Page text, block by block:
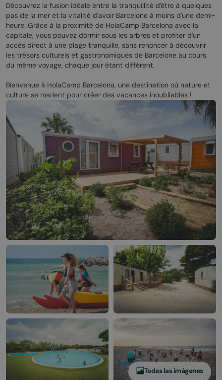
Découvrez la fusion idéale entre la tranquillité d'être à quelques
pas de la mer et la vitalité d'avoir Barcelone à moins d'une demi-
heure. Grâce à la proximité de HolaCamp Barcelona avec la
capitale, vous pouvez dormir sous les arbres et profiter d'un
accès direct à une plage tranquille, sans renoncer à découvrir
les trésors culturels et gastronomiques de Barcelone au cours
du même voyage, chaque jour étant différent.
Bienvenue à HolaCamp Barcelona, une destination où nature et
culture se marient pour créer des vacances inoubliables !
Todas las imágenes